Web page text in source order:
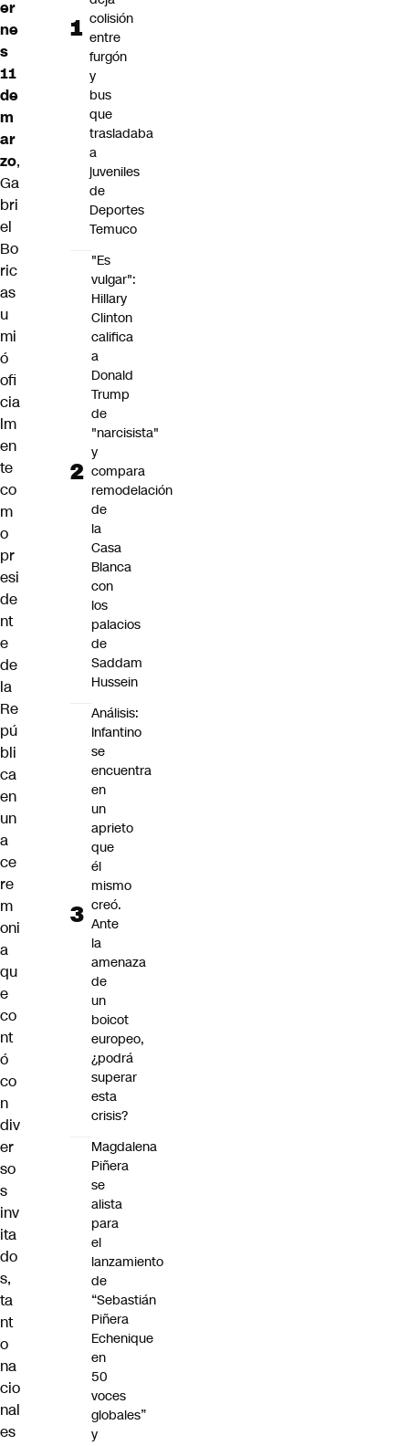
er
ne
s
11
de
m
ar
zo,
Ga
bri
el
Bo
ric
as
u
mi
ó
ofi
cia
lm
en
te
co
m
o
pr
esi
de
nt
e
de
la
Re
pú
bli
ca
en
un
a
ce
re
m
oni
a
qu
e
co
nt
ó
co
n
div
er
so
s
inv
ita
do
s,
ta
nt
o
na
cio
nal
es
colisión
entre
furgón
y
bus
que
trasladaba
a
juveniles
de
Deportes
Temuco
"Es
vulgar":
Hillary
Clinton
califica
a
Donald
Trump
de
"narcisista"
y
compara
remodelación
de
la
Casa
Blanca
con
los
palacios
de
Saddam
Hussein
Análisis:
Infantino
se
encuentra
en
un
aprieto
que
él
mismo
creó.
Ante
la
amenaza
de
un
boicot
europeo,
¿podrá
superar
esta
crisis?
Magdalena
Piñera
se
alista
para
el
lanzamiento
de
“Sebastián
Piñera
Echenique
en
50
voces
globales”
y